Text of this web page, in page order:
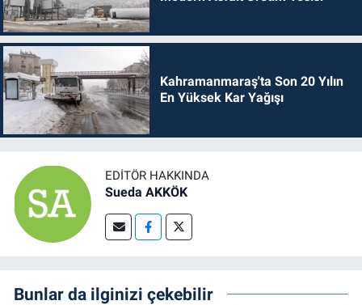
Kahramanmaraş'ta Son 20 Yılın
En Yüksek Kar Yağışı
EDITÖR HAKKINDA
Sueda AKKÖK
Bunlar da ilginizi çekebilir